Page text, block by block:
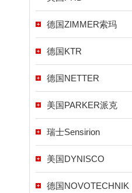
德国ZIMMER索玛
德国KTR
德国NETTER
美国PARKER派克
瑞士Sensirion
美国DYNISCO
德国NOVOTECHNIK